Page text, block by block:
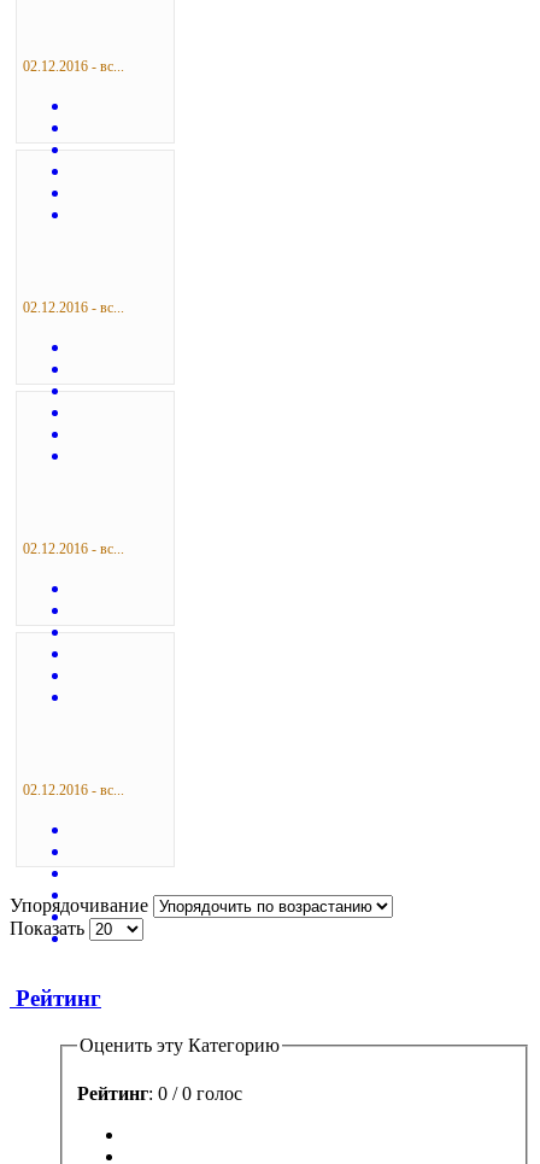
02.12.2016 - вс...
02.12.2016 - вс...
02.12.2016 - вс...
02.12.2016 - вс...
Упорядочивание
Показать
Рейтинг
Оценить эту Категорию
Рейтинг: 0 / 0 голос